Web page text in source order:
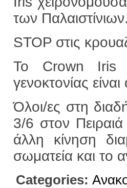
των
STOP στις
Το Crown Iris
γενοκτονίας
Όλοι/ες στη
3/6 στον
άλλη κίνηση
σωματεία και το
Categories: